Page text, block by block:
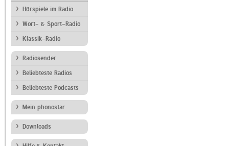
Hörspiele im Radio
Wort- & Sport-Radio
Klassik-Radio
Radiosender
Beliebteste Radios
Beliebteste Podcasts
Mein phonostar
Downloads